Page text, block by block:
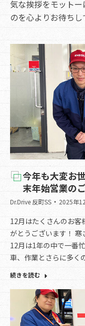
気な挨拶をモット
のを心よりお待ちし
今年も大変お
末年始営業の
Dr.Drive 反町SS 2025年
12月はたくさんのお客
がとうございます！ 寒
12月は1年の中で一番
車、作業とさらに多
続きを読む